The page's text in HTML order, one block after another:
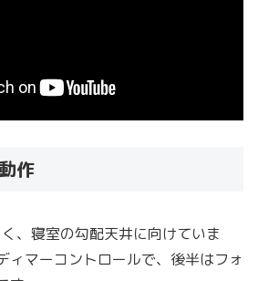
作
、寝室の勾配天井に向けていま
ィマーコントロールで、後半はフォ